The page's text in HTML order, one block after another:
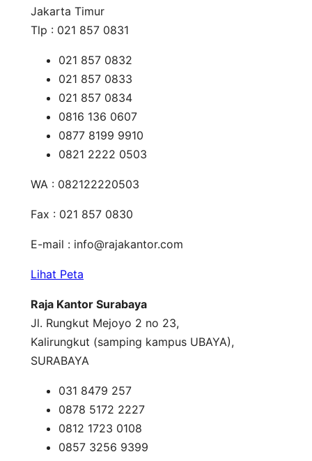
Jakarta Timur
Tlp : 021 857 0831
021 857 0832
021 857 0833
021 857 0834
0816 136 0607
0877 8199 9910
0821 2222 0503
WA : 082122220503
Fax : 021 857 0830
E-mail : info@rajakantor.com
Lihat Peta
Raja Kantor Surabaya
Jl. Rungkut Mejoyo 2 no 23,
Kalirungkut (samping kampus UBAYA),
SURABAYA
031 8479 257
0878 5172 2227
0812 1723 0108
0857 3256 9399